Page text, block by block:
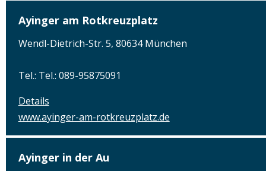
Ayinger am Rotkreuzplatz
Wendl-Dietrich-Str. 5, 80634 München
Tel.: Tel.: 089-95875091
Details
www.ayinger-am-rotkreuzplatz.de
Ayinger in der Au